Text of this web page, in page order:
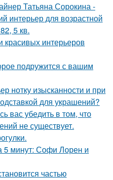
Татьяна Сорокина -
интерьер для возрастной
5 кв.
красивых интерьеров
подружится с вашим
нотку изысканности и при
для украшений?
вас убедить в том, что
не существует.
5 минут: Софи Лорен и
частью